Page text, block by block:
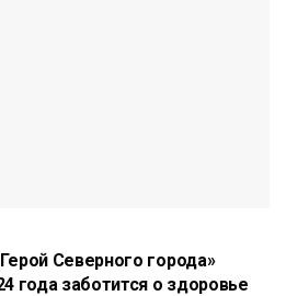
Северного города»
года заботится о здоровье